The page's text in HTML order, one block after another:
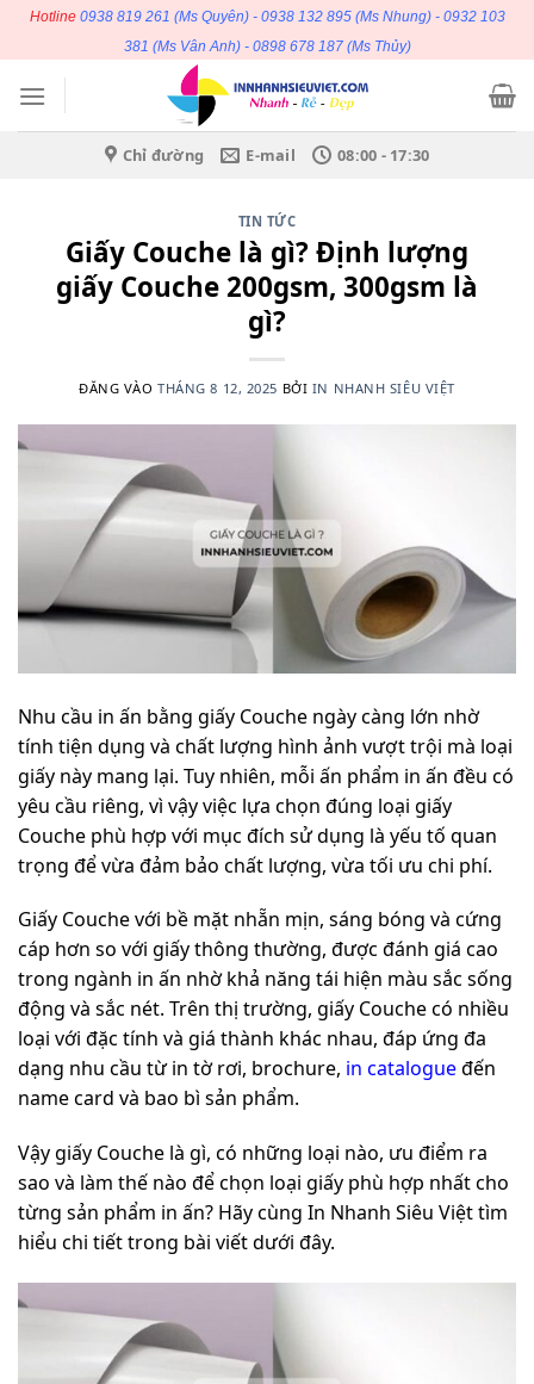
dung
Hotline 0938 819 261 (Ms Quyên) - 0938 132 895(Ms Nhung) - 0932 103
381 (Ms Vân Anh) - 0898 678 187(Ms Thủy)
Chỉ đường E-mail 08:00 - 17:30
TIN TỨC
Giấy Couche là gì? Định lượng
giấy Couche 200gsm, 300gsm là
gì?
ĐĂNG VÀOTHÁNG 8 12, 2025 BỞI IN NHANH SIÊU VIỆT
Nhu cầu in ấn bằng giấy Couche ngày càng lớn nhờ
tính tiện dụng và chất lượng hình ảnh vượt trội mà loại
giấy này mang lại. Tuy nhiên, mỗi ấn phẩm in ấn đều có
yêu cầu riêng, vì vậy việc lựa chọn đúng loại giấy
Couche phù hợp với mục đích sử dụng là yếu tố quan
trọng để vừa đảm bảo chất lượng, vừa tối ưu chi phí.
Giấy Couche với bề mặt nhẵn mịn, sáng bóng và cứng
cáp hơn so với giấy thông thường, được đánh giá cao
trong ngành in ấn nhờ khả năng tái hiện màu sắc sống
động và sắc nét. Trên thị trường, giấy Couche có nhiều
loại với đặc tính và giá thành khác nhau, đáp ứng đa
dạng nhu cầu từ in tờ rơi, brochure, in catalogueđến
name card và bao bì sản phẩm.
Vậy giấy Couche là gì, có những loại nào, ưu điểm ra
sao và làm thế nào để chọn loại giấy phù hợp nhất cho
từng sản phẩm in ấn? Hãy cùng In Nhanh Siêu Việt tìm
hiểu chi tiết trong bài viết dưới đây.